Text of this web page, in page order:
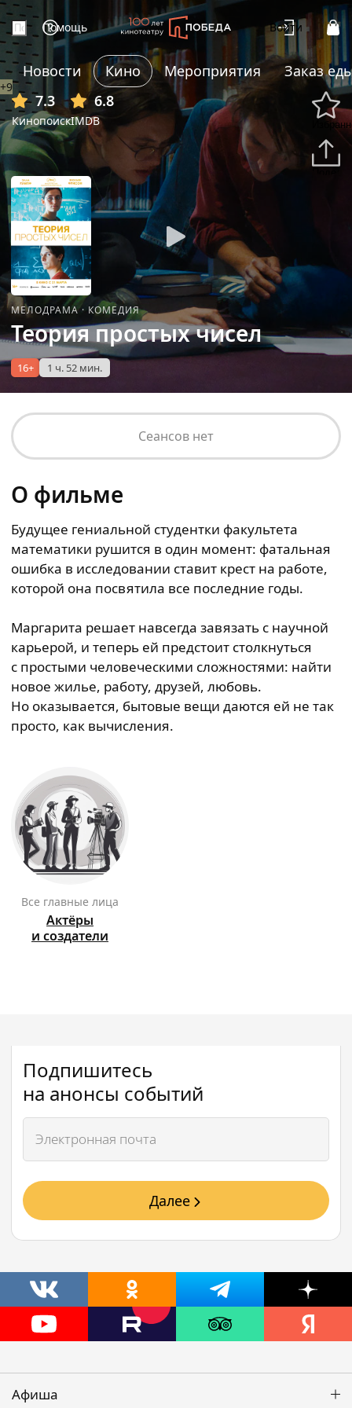
Помощь Войти
Новости Кино Мероприятия
Заказ
7.3
Кинопоиск
6.8
IMDB
+9
МЕЛОДРАМА· КОМЕДИЯ
Теория простых чисел
16+ 1 ч. 52 мин.
Сеансов нет
О фильме
Будущее гениальной студентки факультета
математики рушится в один момент: фатальная
ошибка в исследовании ставит крест на работе,
которой она посвятила все последние годы.
Маргарита решает навсегда завязать с научной
карьерой, и теперь ей предстоит столкнуться
с простыми человеческими сложностями: найти
новое жилье, работу, друзей, любовь.
Но оказывается, бытовые вещи даются ей не так
просто, как вычисления.
Все главные лица
Актёры
и создатели
Подпишитесь
на анонсы событий
Далее
Афиша